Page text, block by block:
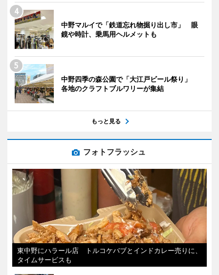
中野マルイで「鉄道忘れ物掘り出し市」 眼
鏡や時計、乗馬用ヘルメットも
中野四季の森公園で「大江戸ビール祭り」
各地のクラフトブルワリーが集結
もっと見る
フォトフラッシュ
東中野にハラール店 トルコケバブとインドカレー売りに、
タイムサービスも